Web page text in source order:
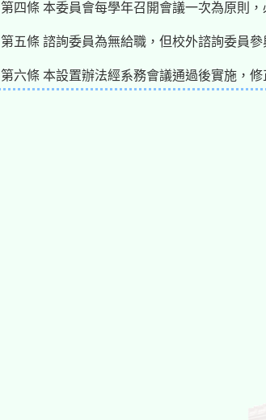
第四條 本委員會每學年召開會議一次為原則
第五條 諮詢委員為無給職，但校外諮詢委員
第六條 本設置辦法經系務會議通過後實施，修